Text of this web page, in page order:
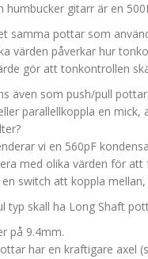
humbucker gitarr är en
samma pottar som
värden påverkar hur
gör att tonkontrollen
även som push/pull
parallellkoppla en
vi en 560pF
med olika värden för
switch att koppla
typ skall ha Long Shaft
på 9.4mm.
har en kraftigare axel